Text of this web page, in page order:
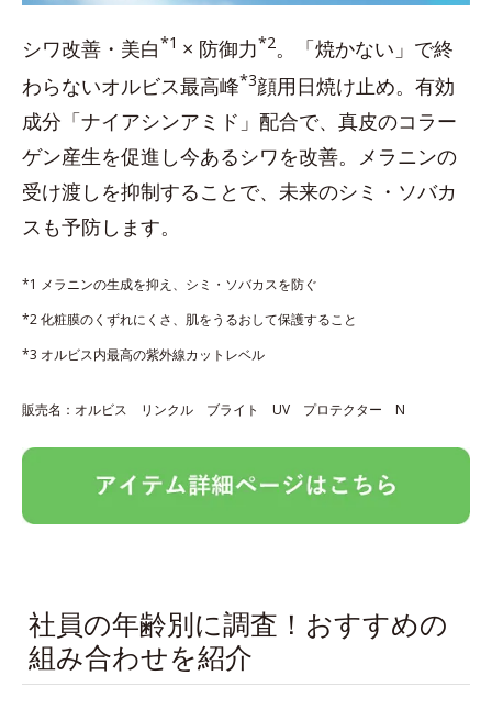
シワ改善・美白*1 × 防御力*2。「焼かない」で終
わらないオルビス最高峰*3顔用日焼け止め。有効
成分「ナイアシンアミド」配合で、真皮のコラー
ゲン産生を促進し今あるシワを改善。メラニンの
受け渡しを抑制することで、未来のシミ・ソバカ
スも予防します。
*1 メラニンの生成を抑え、シミ・ソバカスを防ぐ
*2 化粧膜のくずれにくさ、肌をうるおして保護すること
*3 オルビス内最高の紫外線カットレベル
販売名：オルビス リンクル ブライト UV プロテクター N
社員の年齢別に調査！おすすめの
組み合わせを紹介